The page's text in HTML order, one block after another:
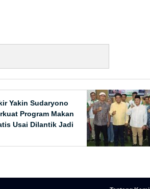
Yakin Sudaryono
Program Makan
Usai Dilantik Jadi